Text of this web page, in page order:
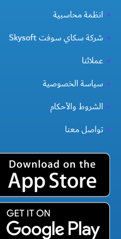
انظمة محاسبية
شركة سكاي سوفت Skysoft
عملائنا
سياسة الخصوصية
الشروط والأحكام
تواصل معنا